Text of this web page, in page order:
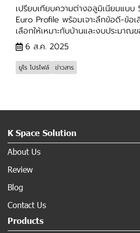
เปรียบเทียบความต่างอลูมิเนียมแบบ
Euro Profile พร้อมเจาะลึกข้อดี-ข้อ
เลือกให้เหมาะกับบ้านและงบประมา
6 ส.ค. 2025
ยูโร โปรไฟล์ ข่าวสาร
K Space Solution
About Us
Review
Blog
Contact Us
Products